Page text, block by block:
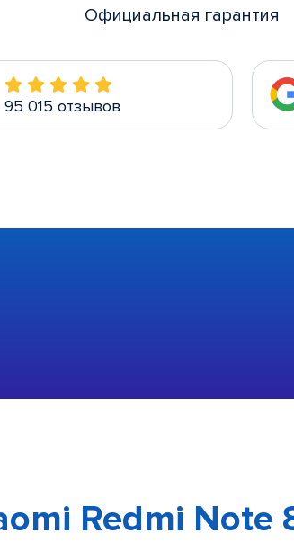
Официальная гарантия
95 015 отзывов
Redmi Note